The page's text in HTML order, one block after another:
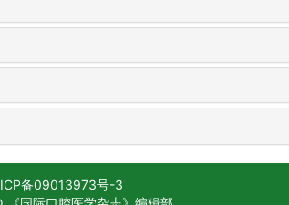
备09013973号-3